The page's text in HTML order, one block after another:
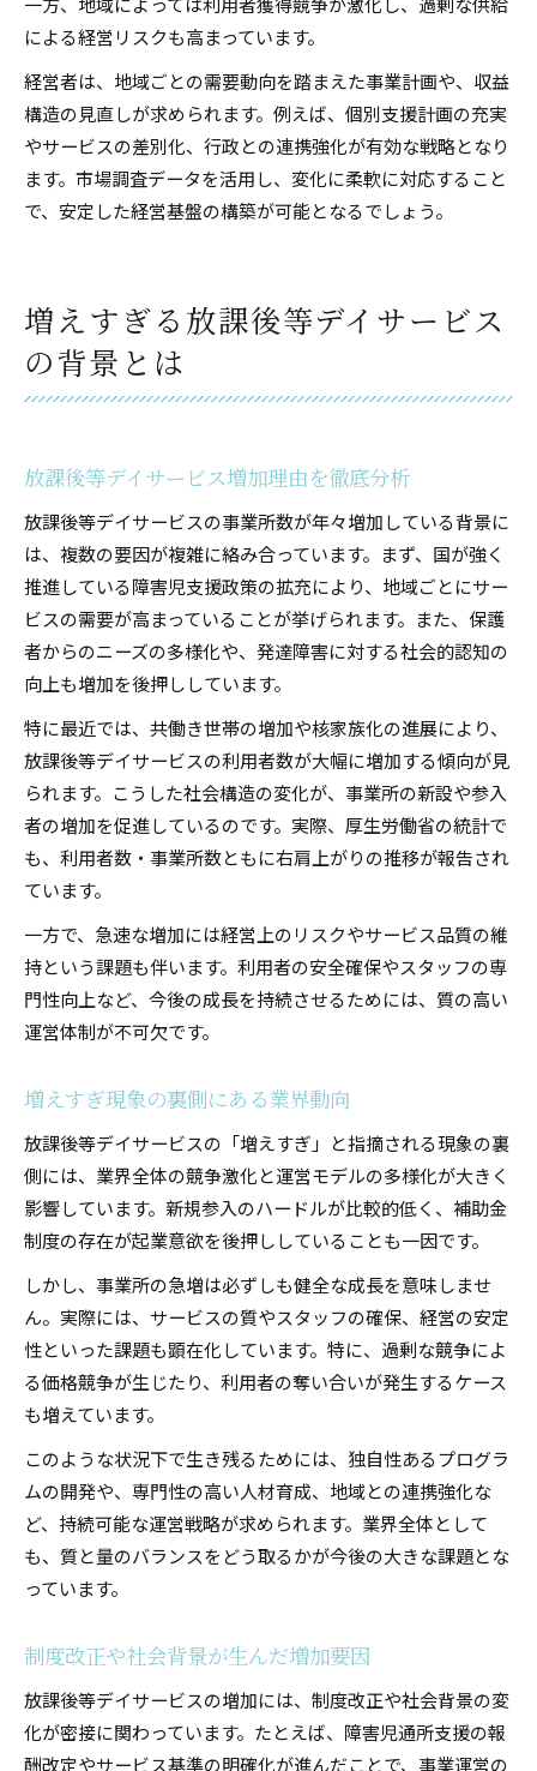
による経営リスクも高まっています。
経営者は、地域ごとの需要動向を踏まえた事業計画や、収益
構造の見直しが求められます。例えば、個別支援計画の充実
やサービスの差別化、行政との連携強化が有効な戦略となり
ます。市場調査データを活用し、変化に柔軟に対応すること
で、安定した経営基盤の構築が可能となるでしょう。
増えすぎる放課後等デイサービス
の背景とは
放課後等デイサービス増加理由を徹底分析
放課後等デイサービスの事業所数が年々増加している背景に
は、複数の要因が複雑に絡み合っています。まず、国が強く
推進している障害児支援政策の拡充により、地域ごとにサー
ビスの需要が高まっていることが挙げられます。また、保護
者からのニーズの多様化や、発達障害に対する社会的認知の
向上も増加を後押ししています。
特に最近では、共働き世帯の増加や核家族化の進展により、
放課後等デイサービスの利用者数が大幅に増加する傾向が見
られます。こうした社会構造の変化が、事業所の新設や参入
者の増加を促進しているのです。実際、厚生労働省の統計で
も、利用者数・事業所数ともに右肩上がりの推移が報告され
ています。
一方で、急速な増加には経営上のリスクやサービス品質の維
持という課題も伴います。利用者の安全確保やスタッフの専
門性向上など、今後の成長を持続させるためには、質の高い
運営体制が不可欠です。
増えすぎ現象の裏側にある業界動向
放課後等デイサービスの「増えすぎ」と指摘される現象の裏
側には、業界全体の競争激化と運営モデルの多様化が大きく
影響しています。新規参入のハードルが比較的低く、補助金
制度の存在が起業意欲を後押ししていることも一因です。
しかし、事業所の急増は必ずしも健全な成長を意味しませ
ん。実際には、サービスの質やスタッフの確保、経営の安定
性といった課題も顕在化しています。特に、過剰な競争によ
る価格競争が生じたり、利用者の奪い合いが発生するケース
も増えています。
このような状況下で生き残るためには、独自性あるプログラ
ムの開発や、専門性の高い人材育成、地域との連携強化な
ど、持続可能な運営戦略が求められます。業界全体として
も、質と量のバランスをどう取るかが今後の大きな課題とな
っています。
制度改正や社会背景が生んだ増加要因
放課後等デイサービスの増加には、制度改正や社会背景の変
化が密接に関わっています。たとえば、障害児通所支援の報
酬改定やサービス基準の明確化が進んだことで、事業運営の